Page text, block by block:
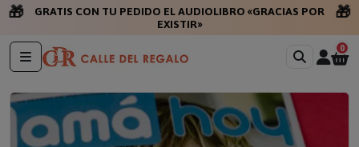
🎁
GRATIS CON TU PEDIDO EL AUDIOLIBRO «GRACIAS POR
EXISTIR»
🎁
0